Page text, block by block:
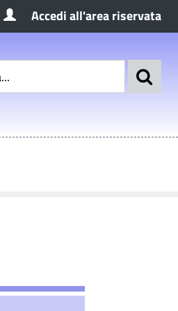
Accedi all'area riservata